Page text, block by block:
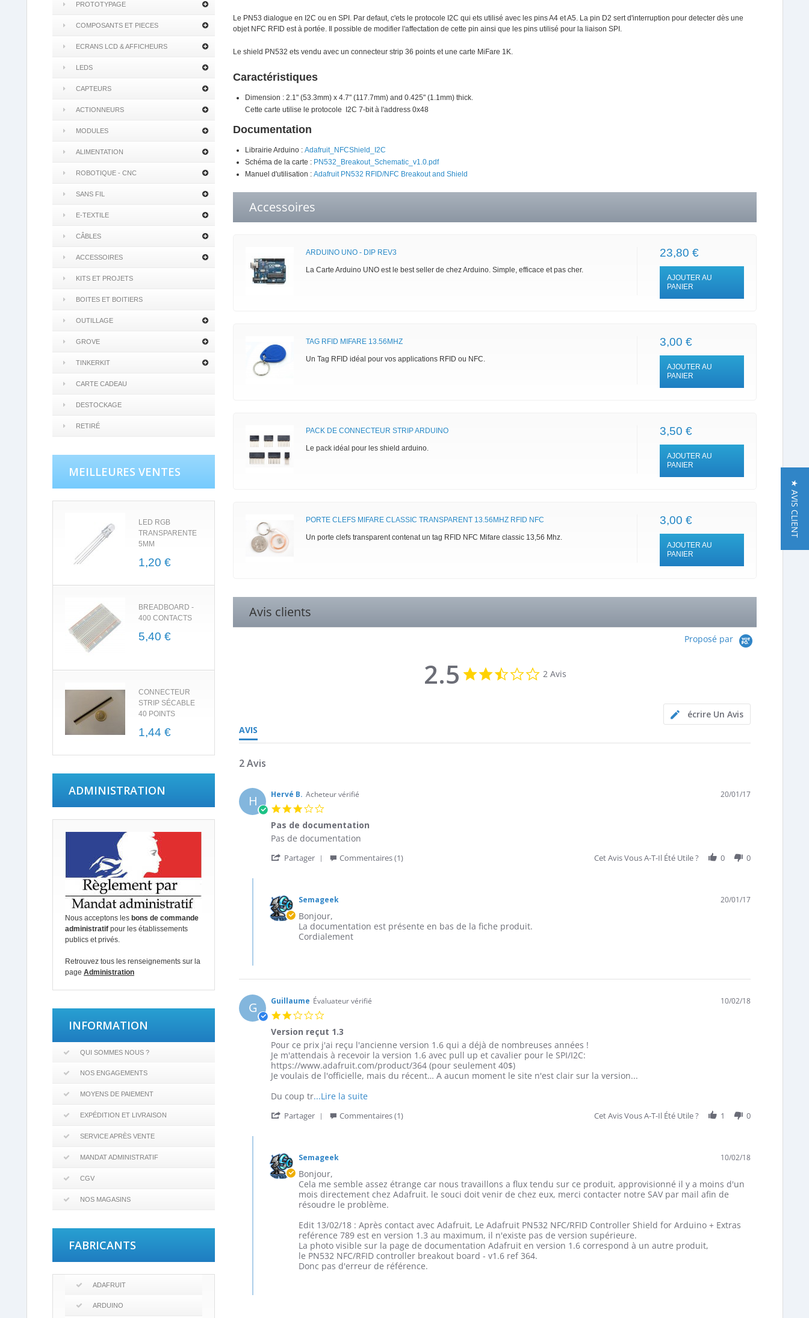
PROTOTYPAGE
COMPOSANTS ET PIECES
ECRANS LCD & AFFICHEURS
LEDS
CAPTEURS
ACTIONNEURS
MODULES
ALIMENTATION
ROBOTIQUE - CNC
SANS FIL
E-TEXTILE
CÂBLES
ACCESSOIRES
KITS ET PROJETS
BOITES ET BOITIERS
OUTILLAGE
GROVE
TINKERKIT
CARTE CADEAU
DESTOCKAGE
RETIRÉ
MEILLEURES VENTES
LED RGB
TRANSPARENTE
5MM
1,20 €
BREADBOARD -
400 CONTACTS
5,40 €
CONNECTEUR
STRIP SÉCABLE
40 POINTS
1,44 €
ADMINISTRATION
Nous acceptons les bons de commande
administratif pour les établissements
publics et privés.
Retrouvez tous les renseignements sur la
page Administration
INFORMATION
QUI SOMMES NOUS ?
NOS ENGAGEMENTS
MOYENS DE PAIEMENT
EXPÉDITION ET LIVRAISON
SERVICE APRÈS VENTE
MANDAT ADMINISTRATIF
CGV
NOS MAGASINS
FABRICANTS
ADAFRUIT
ARDUINO
Le PN53 dialogue en I2C ou en SPI. Par defaut, c'ets le protocole I2C qui ets utilisé avec les pins A4 et A5. La pin D2 sert d'interruption pour detecter dès une
objet NFC RFID est à portée. Il possible de modifier l'affectation de cette pin ainsi que les pins utilisé pour la liaison SPI.
Le shield PN532 ets vendu avec un connecteur strip 36 points et une carte MiFare 1K.
Caractéristiques
Dimension : 2.1" (53.3mm) x 4.7" (117.7mm) and 0.425" (1.1mm) thick.
Cette carte utilise le protocole I2C 7-bit à l'address 0x48
Documentation
Librairie Arduino : Adafruit_NFCShield_I2C
Schéma de la carte : PN532_Breakout_Schematic_v1.0.pdf
Manuel d'utilisation : Adafruit PN532 RFID/NFC Breakout and Shield
Accessoires
ARDUINO UNO - DIP REV3
La Carte Arduino UNO est le best seller de chez Arduino. Simple, efficace et pas cher.
23,80 €
AJOUTER AU
PANIER
TAG RFID MIFARE 13.56MHZ
Un Tag RFID idéal pour vos applications RFID ou NFC.
3,00 €
AJOUTER AU
PANIER
PACK DE CONNECTEUR STRIP ARDUINO
Le pack idéal pour les shield arduino.
3,50 €
AJOUTER AU
PANIER
PORTE CLEFS MIFARE CLASSIC TRANSPARENT 13.56MHZ RFID NFC
Un porte clefs transparent contenat un tag RFID NFC Mifare classic 13,56 Mhz.
3,00 €
AJOUTER AU
PANIER
Avis clients
Proposé par
2.5
2.5
star
2 Avis
écrire Un Avis
AVIS
2 Avis
H Hervé B. Acheteur vérifié
rating
20/01/17
Pas de documentation
Review
Hervé
Jan
2017
review
Pas
Pas de documentation
Partager
Hervé
on
20
Jan
Commentaires (1) Cet Avis Vous A-T-Il Été Utile ? 0 0
Propriétaire
magasin
Hervé
20
Jan
2017
Semageek 20/01/17
Bonjour,
La documentation est présente en bas de la fiche produit.
Cordialement
G Guillaume Évaluateur vérifié
rating
10/02/18
Version reçut 1.3
Review
by
Guillaume
on
Feb
review
stating
Version
reçut
Pour ce prix j'ai reçu l'ancienne version 1.6 qui a déjà de nombreuses années !
Je m'attendais à recevoir la version 1.6 avec pull up et cavalier pour le SPI/I2C:
https://www.adafruit.com/product/364 (pour seulement 40$)
Je voulais de l'officielle, mais du récent… A aucun moment le site n'est clair sur la version...
Du coup tr...Lire la suiteRead
about
Partager
Guillaume
10
Feb
2018
Commentaires (1) Cet Avis Vous A-T-Il Été Utile ? 1 0
Propriétaire
magasin
Semageek 10/02/18
Bonjour,
Cela me semble assez étrange car nous travaillons a flux tendu sur ce produit, approvisionné il y a moins d'un
mois directement chez Adafruit. le souci doit venir de chez eux, merci contacter notre SAV par mail afin de
résoudre le problème.
Edit 13/02/18 : Après contact avec Adafruit, Le Adafruit PN532 NFC/RFID Controller Shield for Arduino + Extras
reférence 789 est en version 1.3 au maximum, il n'existe pas de version supérieure.
La photo visible sur la page de documentation Adafruit en version 1.6 correspond à un autre produit,
le PN532 NFC/RFID controller breakout board - v1.6 ref 364.
Donc pas d'erreur de référence.
★ AVIS CLIENT